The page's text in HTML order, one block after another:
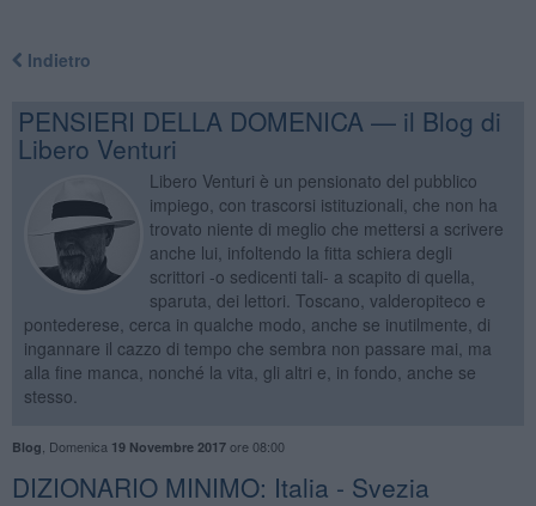
Indietro
PENSIERI DELLA DOMENICA — il Blog di
Libero Venturi
Libero Venturi è un pensionato del pubblico
impiego, con trascorsi istituzionali, che non ha
trovato niente di meglio che mettersi a scrivere
anche lui, infoltendo la fitta schiera degli
scrittori -o sedicenti tali- a scapito di quella,
sparuta, dei lettori. Toscano, valderopiteco e
pontederese, cerca in qualche modo, anche se inutilmente, di
ingannare il cazzo di tempo che sembra non passare mai, ma
alla fine manca, nonché la vita, gli altri e, in fondo, anche se
stesso.
Blog Domenica 19 Novembre 2017ore 08:00
DIZIONARIO MINIMO: Italia - Svezia